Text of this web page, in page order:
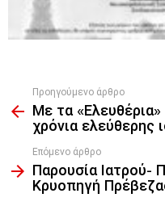
more
Προηγούμενο άρθρο
Με τα
χρόνια ελεύθερης
Επόμενο άρθρο
Παρουσία Ιατρού-
Κρυοπηγή